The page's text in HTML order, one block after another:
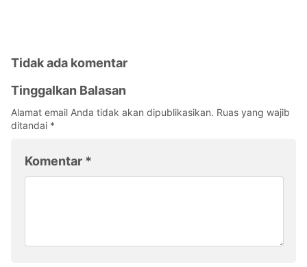
Tidak ada komentar
Tinggalkan Balasan
Alamat email Anda tidak akan dipublikasikan. Ruas yang wajib
ditandai *
Komentar *